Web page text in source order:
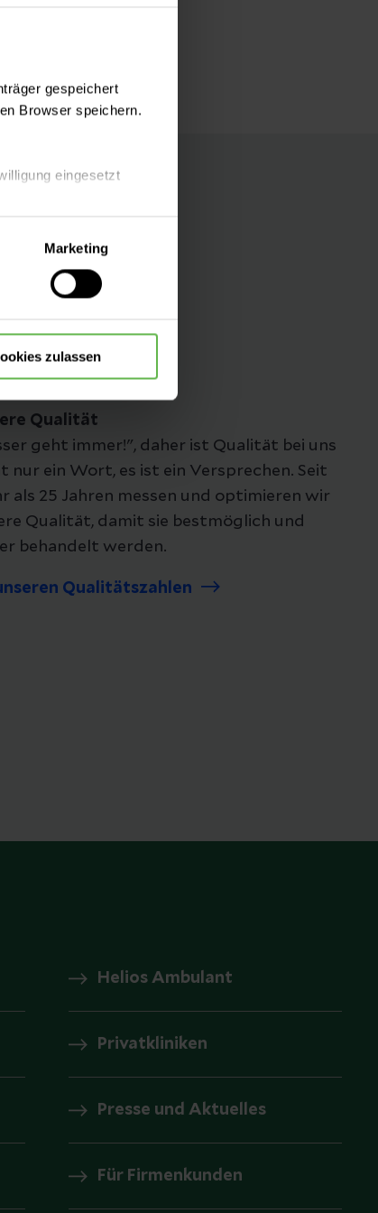
gespeichert
Browser speichern.
eingesetzt
hinsichtlich der
aller Cookies
Marketing
zulassen
Qualität
geht immer!", daher ist Qualität bei uns
nur ein Wort, es ist ein Versprechen. Seit
als 25 Jahren messen und optimieren wir
Qualität, damit sie bestmöglich und
behandelt werden.
Qualitätszahlen
Helios Ambulant
Privatkliniken
Presse und Aktuelles
Für Firmenkunden